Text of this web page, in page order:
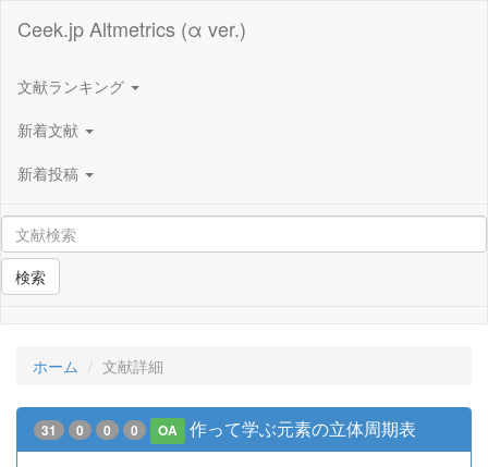
Ceek.jp Altmetrics (α ver.)
文献ランキング
新着文献
新着投稿
検索
ホーム 文献詳細
31 0 0 0 OA 作って学ぶ元素の立体周期表